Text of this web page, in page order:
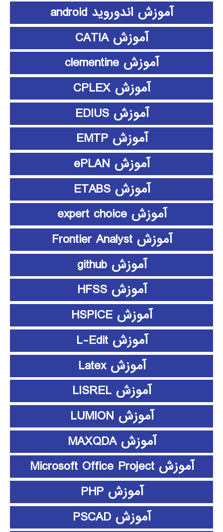
آموزش اندوروید android
آموزش CATIA
آموزش clementine
آموزش CPLEX
آموزش EDIUS
آموزش EMTP
آموزش ePLAN
آموزش ETABS
آموزش expert choice
آموزش Frontier Analyst
آموزش github
آموزش HFSS
آموزش HSPICE
آموزش L-Edit
آموزش Latex
آموزش LISREL
آموزش LUMION
آموزش MAXQDA
آموزش Microsoft Office Project
آموزش PHP
آموزش PSCAD